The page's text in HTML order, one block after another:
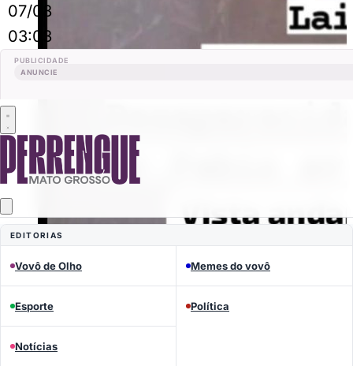
07/08
03:03
PUBLICIDADE
ANUNCIE
EDITORIAS
Vovô de Olho Memes do vovô
Esporte Política
Notícias